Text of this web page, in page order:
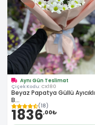
Aynı Gün Teslimat
Çiçek Kodu: CK180
Beyaz Papatya Güllü Ayıcıklı
B...
(18)
1836,00₺